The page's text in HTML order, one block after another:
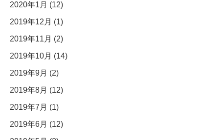
2020年1月 (12)
2019年12月 (1)
2019年11月 (2)
2019年10月 (14)
2019年9月 (2)
2019年8月 (12)
2019年7月 (1)
2019年6月 (12)